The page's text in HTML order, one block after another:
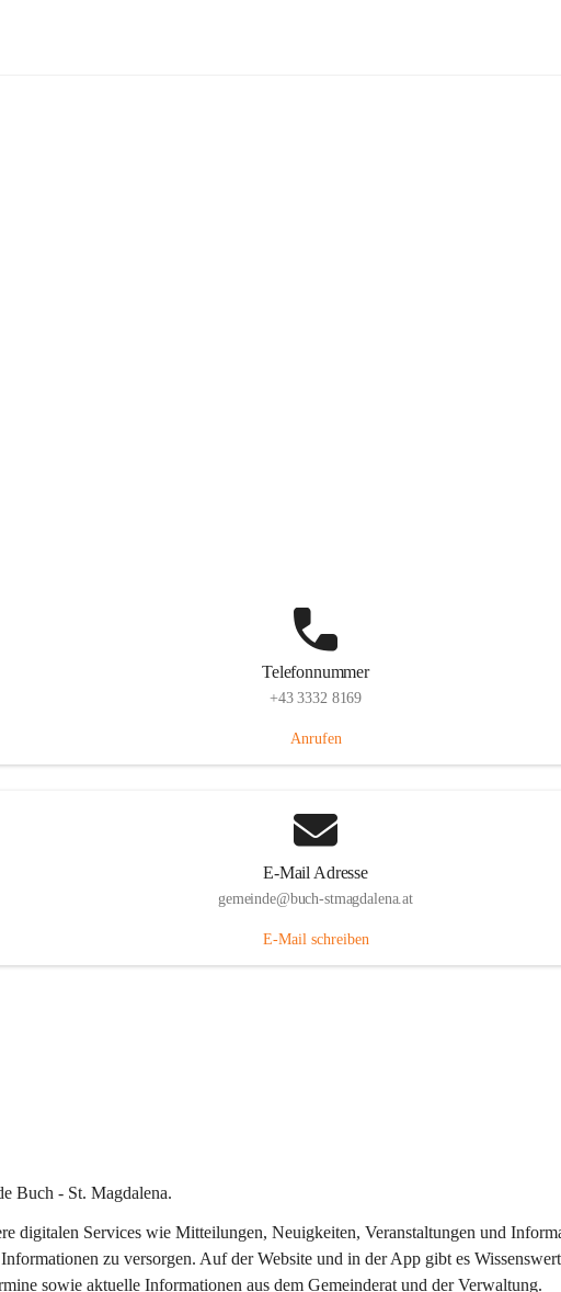
Telefonnummer
+43 3332 8169
Anrufen
E-Mail Adresse
gemeinde@buch-stmagdalena.at
E-Mail schreiben
Buch - St. Magdalena.
digitalen Services wie Mitteilungen, Neuigkeiten, Veranstaltungen und
zu versorgen. Auf der Website und in der App gibt es
sowie aktuelle Informationen aus dem Gemeinderat und der Verwaltung.